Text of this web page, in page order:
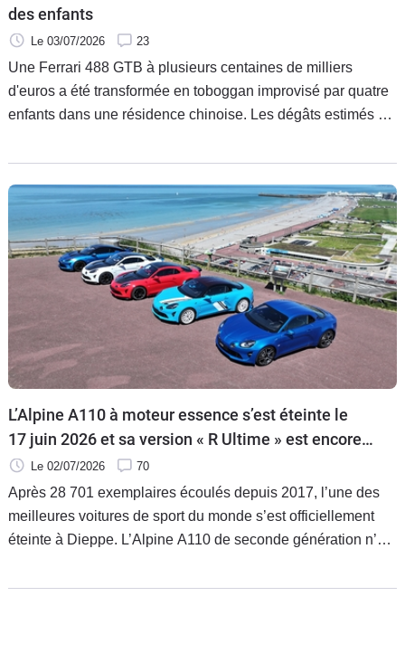
des enfants
Le 03/07/2026 23
Une Ferrari 488 GTB à plusieurs centaines de milliers
d'euros a été transformée en toboggan improvisé par quatre
enfants dans une résidence chinoise. Les dégâts estimés à
refusent aujourd'hui de régler la totalité de la facture. Faute
d'accord à l'amiable, le propriétaire a décidé de porter
l'affaire devant la justice.
L’Alpine A110 à moteur essence s’est éteinte le
17 juin 2026 et sa version « R Ultime » est encore
plus rare que prévu
Le 02/07/2026 70
Après 28 701 exemplaires écoulés depuis 2017, l’une des
meilleures voitures de sport du monde s’est officiellement
éteinte à Dieppe. L’Alpine A110 de seconde génération n’est
sujet de la fin de sa carrière. Les puristes la regretteront